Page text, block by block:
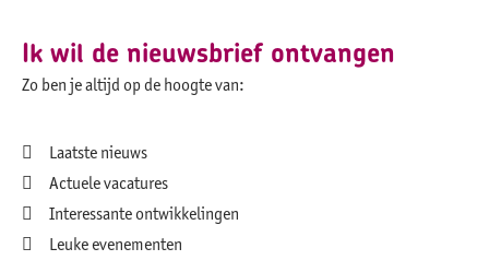
Ik wil de nieuwsbrief ontvangen
Zo ben je altijd op de hoogte van:
Laatste nieuws
Actuele vacatures
Interessante ontwikkelingen
Leuke evenementen